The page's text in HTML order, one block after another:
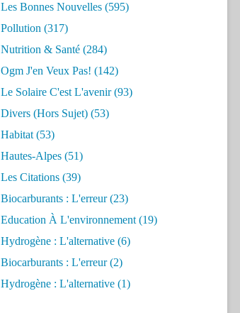
Les Bonnes Nouvelles (595)
Pollution (317)
Nutrition & Santé (284)
Ogm J'en Veux Pas! (142)
Le Solaire C'est L'avenir(93)
Divers (hors Sujet) (53)
Habitat (53)
Hautes-Alpes (51)
Les Citations (39)
Biocarburants : L'erreur(23)
Education À L'environnement (19)
Hydrogène : L'alternative (6)
Biocarburants : L'erreur(2)
Hydrogène : L'alternative (1)